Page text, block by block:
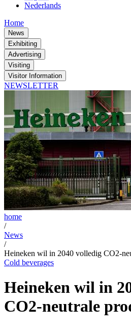
Nederlands
Home
News
Exhibiting
Advertising
Visiting
Visitor Information
NEWSLETTER
home
/
News
/
Heineken wil in 2040 volledig CO2-
Cold beverages
Heineken wil in
CO2-neutrale